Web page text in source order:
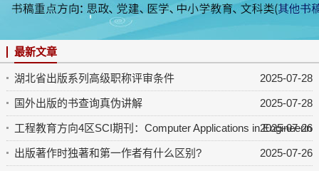
最新文章
2025-07-28
湖北省出版系列高级职称评审条件
2025-07-28
国外出版的书查询真伪讲解
2025-07-26
工程教育方向4区SCI期刊：Computer Applications in
2025-07-26
出版著作时独著和第一作者有什么区别?